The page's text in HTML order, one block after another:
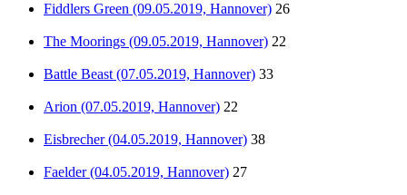
Fiddlers Green (09.05.2019, Hannover) 26
The Moorings (09.05.2019, Hannover) 22
Battle Beast (07.05.2019, Hannover) 33
Arion (07.05.2019, Hannover) 22
Eisbrecher (04.05.2019, Hannover) 38
Faelder (04.05.2019, Hannover) 27